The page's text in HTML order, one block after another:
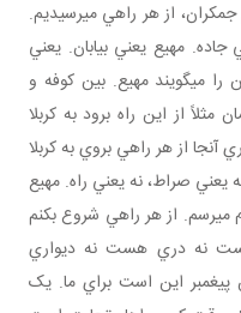
از هر راهي مي رسيديم.
مهيع يعني بيابان. يعني
مي گويند مهيع. بين کوفه و
از اين راه برود به کربلا
از هر راهي بروي به کربلا
يعني صراط، نه يعني راه. مهيع
مي رسم. از هر راهي شروع بکنم
نه دري هست نه ديواري
اين است براي ما. يک